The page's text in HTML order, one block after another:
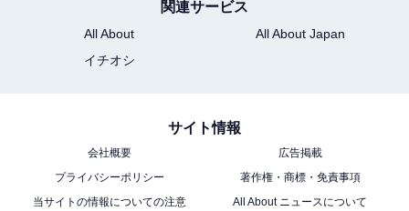
関連サービス
All About
All About Japan
イチオシ
サイト情報
会社概要
広告掲載
プライバシーポリシー
著作権・商標・免責事項
当サイトの情報についての注意
All About ニュースについて